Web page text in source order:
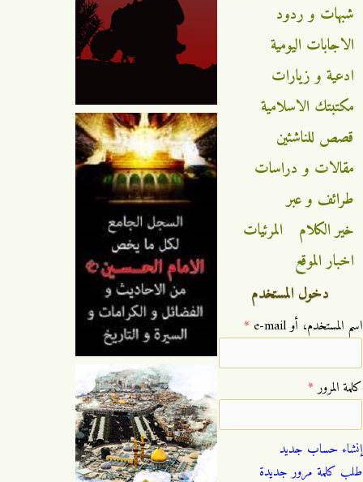
شبهات و ردود
الاجابات اليومية
ادعية و زيارات
مكتبتك الاسلامية
قصص للناشئين
مقالات و دراسات
طرائف و عبر
خير الكلام
المرئيات
اخبار الموقع
دخول المستخدم
‏اسم المستخدم، أو e-mail ‏ *
‏كلمة المرور ‏*
إنشاء حساب جديد
طلب كلمة مرور جديدة